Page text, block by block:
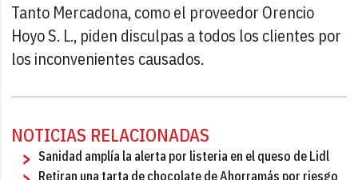
Tanto Mercadona, como el proveedor Orencio
Hoyo S. L., piden disculpas a todos los clientes por
los inconvenientes causados.
NOTICIAS RELACIONADAS
Sanidad amplía la alerta por listeria en el queso de Lidl
Retiran una tarta de chocolate de Ahorramás por riesgo